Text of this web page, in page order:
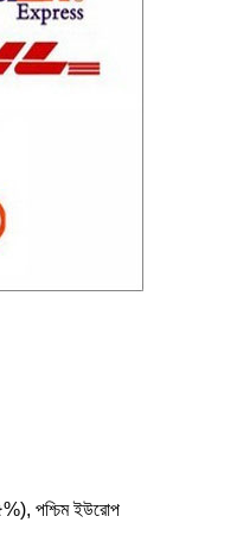
পশ্চিম ইউরোপ